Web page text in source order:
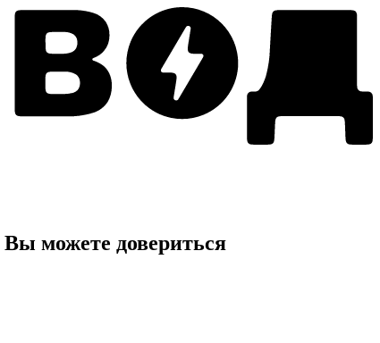
Вы можете довериться